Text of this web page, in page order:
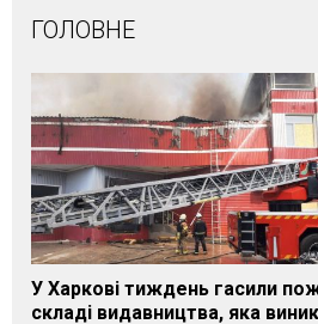
ГОЛОВНЕ
У Харкові тиждень гасили
складі видавництва, яка